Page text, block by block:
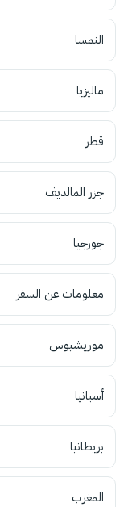
النمسا
ماليزيا
قطر
جزر المالديف
جورجيا
معلومات عن السفر
موريشيوس
أسبانيا
بريطانيا
المغرب